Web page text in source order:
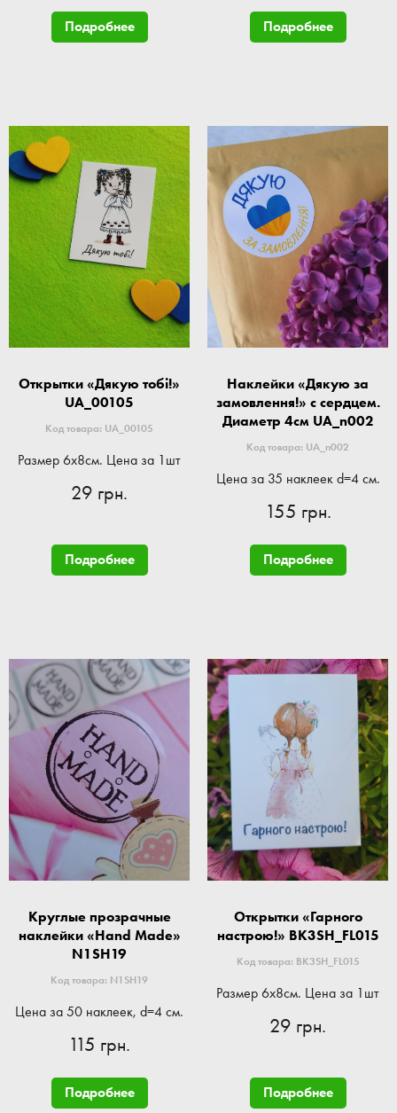
Подробнее Подробнее
Открытки «Дякую тобі!»
UA_00105
Код товара: UA_00105
Размер 6x8см. Цена за 1шт
29 грн.
Подробнее
Наклейки «Дякую за
замовлення!» с сердцем.
Диаметр 4см UA_n002
Код товара: UA_n002
Цена за 35 наклеек d=4 см.
155 грн.
Подробнее
Круглые прозрачные
наклейки «Hand Made»
N1SH19
Код товара: N1SH19
Цена за 50 наклеек, d=4 см.
115 грн.
Подробнее
Открытки «Гарного
настрою!» BK3SH_FL015
Код товара: BK3SH_FL015
Размер 6x8см. Цена за 1шт
29 грн.
Подробнее